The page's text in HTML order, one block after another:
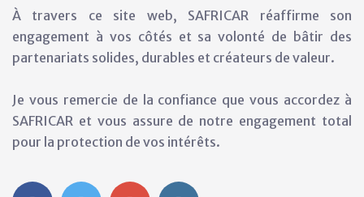
À travers ce site web, SAFRICAR réaffirme son
engagement à vos côtés et sa volonté de bâtir des
partenariats solides, durables et créateurs de valeur.
Je vous remercie de la confiance que vous accordez à
SAFRICAR et vous assure de notre engagement total
pour la protection de vos intérêts.